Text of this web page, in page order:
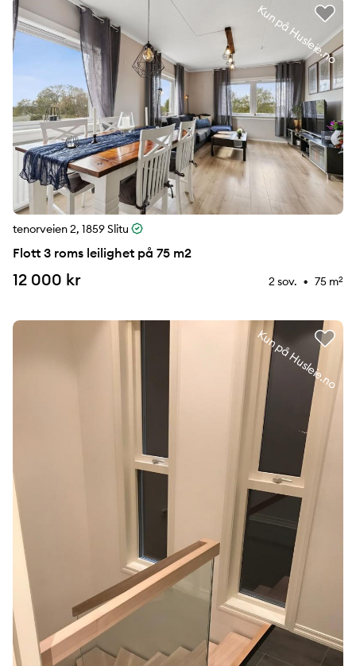
tenorveien 2, 1859 Slitu
Flott 3 roms leilighet på 75 m2
12 000 kr 2 sov. ⚉ 75 m2
Kun på Husleie.no
Kun på Husleie.no